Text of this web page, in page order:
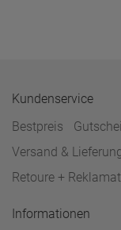
Kundenservice
Bestpreis
Versand &
Retoure +
Informationen